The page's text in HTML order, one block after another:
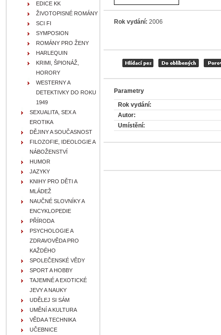
Rok vydání: 2006
Parametry
Rok vydání:
Autor:
Umístění:
EDICE KK
ŽIVOTOPISNÉ ROMÁNY
SCI FI
SYMPOSION
ROMÁNY PRO ŽENY
HARLEQUIN
KRIMI, ŠPIONÁŽ,
HORORY
WESTERNY A
DETEKTIVKY DO ROKU
1949
SEXUALITA, SEX A
EROTIKA
DĚJINY A SOUČASNOST
FILOZOFIE, IDEOLOGIE A
NÁBOŽENSTVÍ
HUMOR
JAZYKY
KNIHY PRO DĚTI A
MLÁDEŽ
NAUČNÉ SLOVNÍKY A
ENCYKLOPEDIE
PŘÍRODA
PSYCHOLOGIE A
ZDRAVOVĚDA PRO
KAŽDÉHO
SPOLEČENSKÉ VĚDY
SPORT A HOBBY
TAJEMNÉ A EXOTICKÉ
JEVY A NAUKY
UDĚLEJ SI SÁM
UMĚNÍ A KULTURA
VĚDA A TECHNIKA
UČEBNICE